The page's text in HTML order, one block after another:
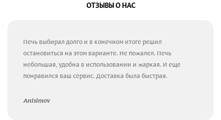
ОТЗЫВЫ О НАС
Печь выбирал долго и в конечном итоге решил
остановиться на этом варианте. Не пожалел. Печь
небольшая, удобна в использовании и жаркая. И еще
понравился ваш сервис. Доставка была быстрая.
Anisimov